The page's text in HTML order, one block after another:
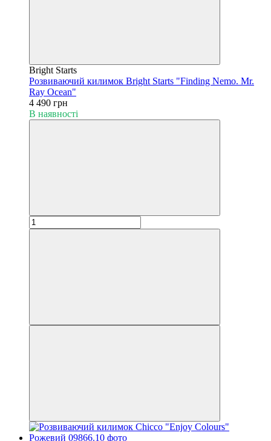
Bright Starts
Розвиваючий килимок Bright Starts "Finding Nemo. Mr.
Ray Ocean"
4 490 грн
В наявності